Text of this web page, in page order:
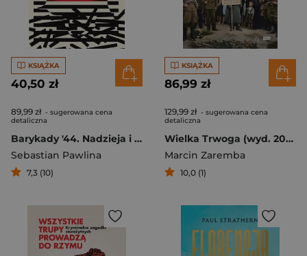
KSIĄŻKA
40,50 zł
89,99 zł - sugerowana cena
detaliczna
Barykady '44. Nadzieja i wspólnota
Sebastian Pawlina
7,3 (10)
KSIĄŻKA
86,99 zł
129,99 zł - sugerowana cena
detaliczna
Wielka Trwoga (wyd. 2026)
Marcin Zaremba
10,0 (1)